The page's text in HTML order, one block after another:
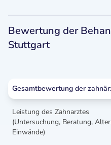
Bewertung der
Stuttgart
Gesamtbewertung der
Leistung des Zahnarztes
(Untersuchung, Beratung,
Einwände)